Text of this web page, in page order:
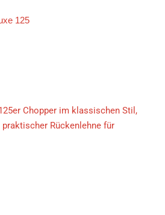
125
Chopper im klassischen Stil,
Rückenlehne für